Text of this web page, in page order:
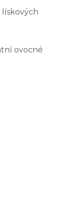
lískových
ovocné